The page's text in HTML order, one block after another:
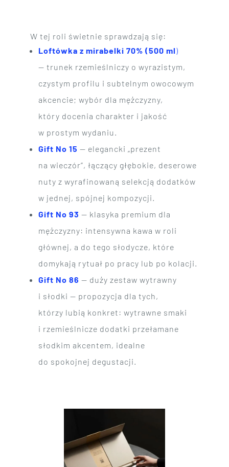
W tej roli świetnie sprawdzają się:
Loftówka z mirabelki 70% (500 ml)
— trunek rzemieślniczy o wyrazistym,
czystym profilu i subtelnym owocowym
akcencie; wybór dla mężczyzny,
który docenia charakter i jakość
w prostym wydaniu.
Gift No 15 — elegancki „prezent
na wieczór”, łączący głębokie, deserowe
nuty z wyrafinowaną selekcją dodatków
w jednej, spójnej kompozycji.
Gift No 93 — klasyka premium dla
mężczyzny: intensywna kawa w roli
głównej, a do tego słodycze, które
domykają rytuał po pracy lub po kolacji.
Gift No 86 — duży zestaw wytrawny
i słodki — propozycja dla tych,
którzy lubią konkret: wytrawne smaki
i rzemieślnicze dodatki przełamane
słodkim akcentem, idealne
do spokojnej degustacji.